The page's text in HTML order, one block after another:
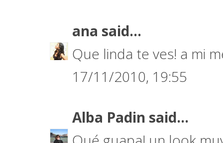
ana said...
Que linda te ves! a mi
17/11/2010, 19:55
Alba Padin said...